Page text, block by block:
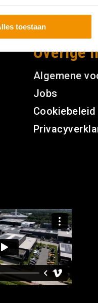
toestaan
Overige
Algemene
Jobs
Cookiebeleid